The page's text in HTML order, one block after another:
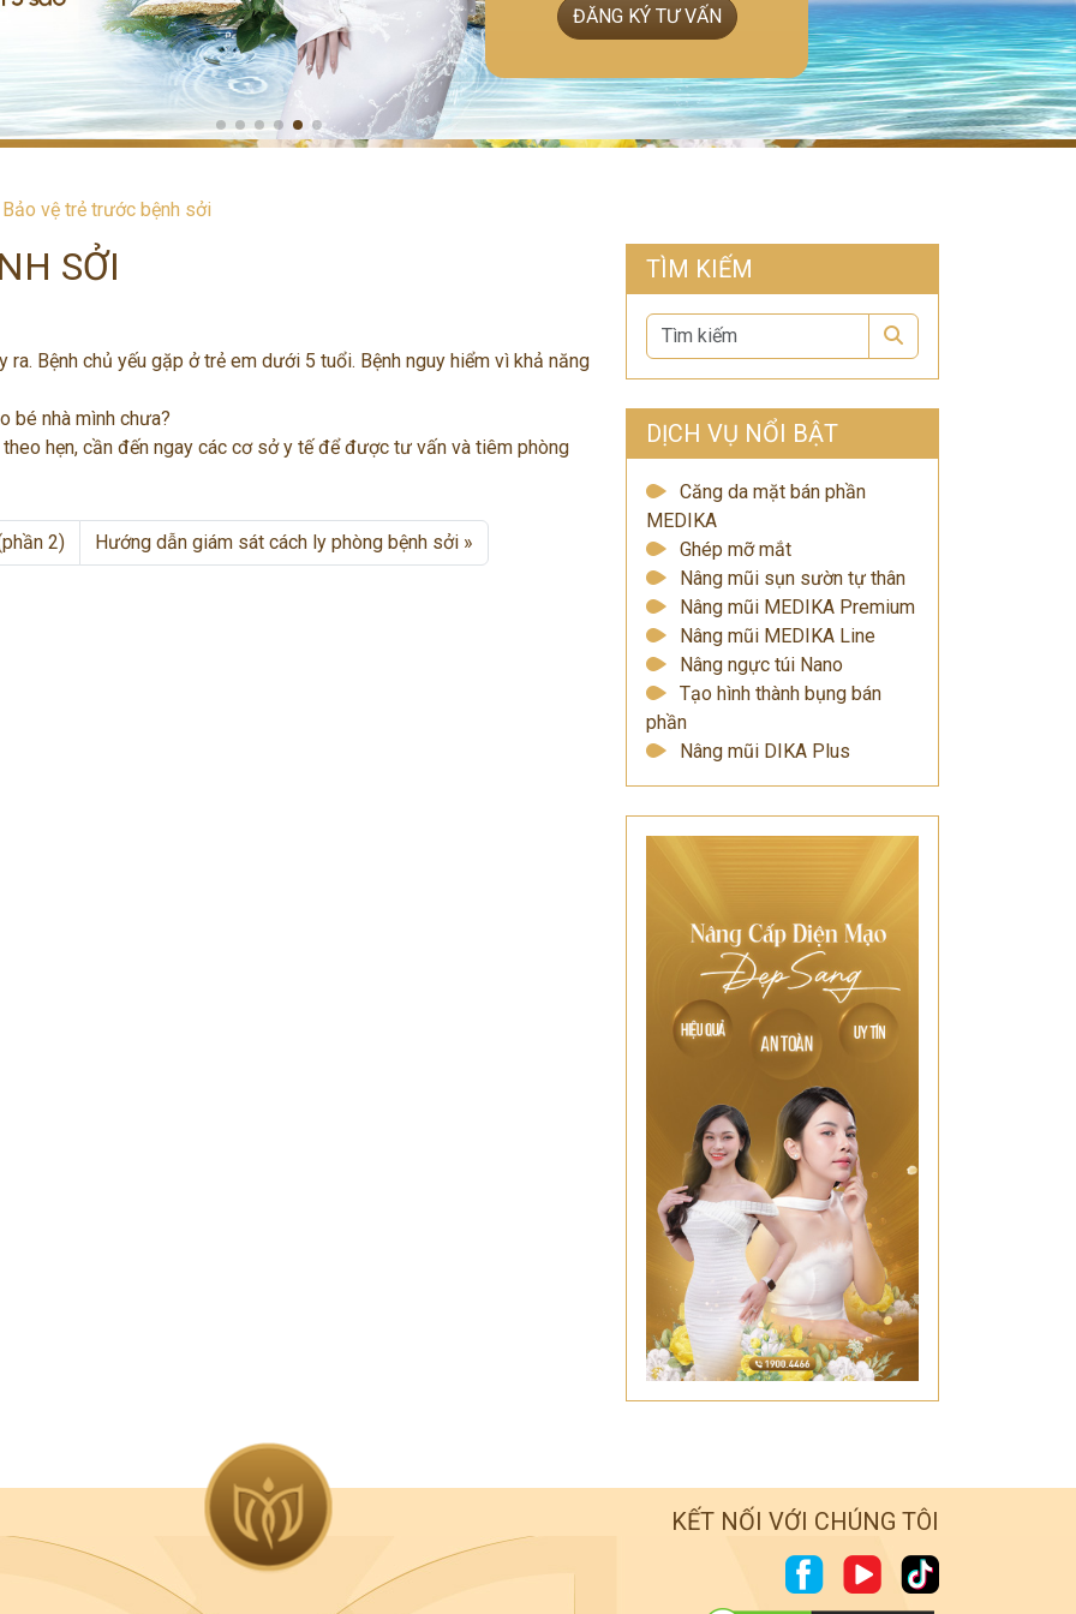
ĐĂNG KÝ TƯ VẤN
Bảo vệ trẻ trước bệnh sởi
SỞI
Bệnh chủ yếu gặp ở trẻ em dưới 5 tuổi. Bệnh nguy hiểm vì khả năng
bé nhà mình chưa?
hẹn, cần đến ngay các cơ sở y tế để được tư vấn và tiêm phòng
2) Hướng dẫn giám sát cách ly phòng bệnh sởi
TÌM KIẾM
DỊCH VỤ NỔI BẬT
Căng da mặt bán phần
MEDIKA
Ghép mỡ mắt
Nâng mũi sụn sườn tự thân
Nâng mũi MEDIKA Premium
Nâng mũi MEDIKA Line
Nâng ngực túi Nano
Tạo hình thành bụng bán
phần
Nâng mũi DIKA Plus
KẾT NỐI VỚI CHÚNG TÔI